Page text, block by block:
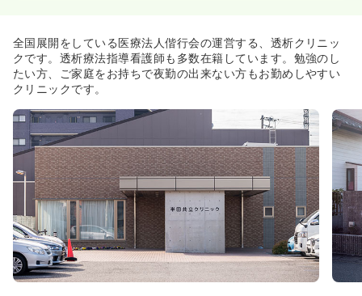
全国展開をしている医療法人偕行会の運営する、透析クリニッ
クです。透析療法指導看護師も多数在籍しています。勉強のし
たい方、ご家庭をお持ちで夜勤の出来ない方もお勤めしやすい
クリニックです。